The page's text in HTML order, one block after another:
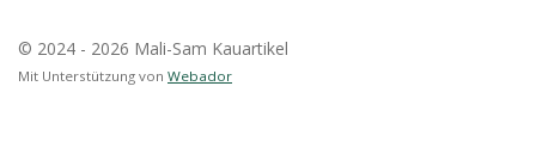
© 2024 - 2026 Mali-Sam Kauartikel
Mit Unterstützung von Webador